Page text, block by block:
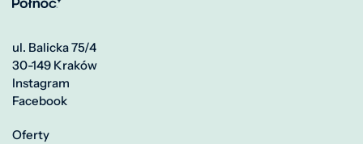
ul. Balicka 75/4
30-149 Kraków
Instagram
Facebook
Oferty